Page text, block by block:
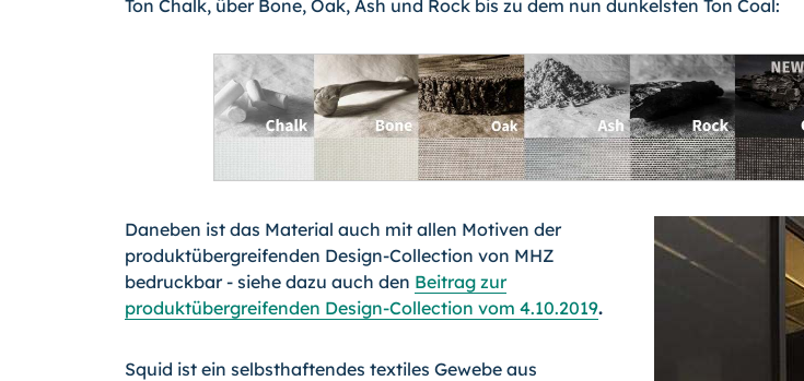
Ton Chalk, über Bone, Oak, Ash und Rock bis zu dem nun dunkelsten Ton Coal:
Daneben ist das Material auch mit allen Motiven der
produktübergreifenden Design-Collection von MHZ
bedruckbar - siehe dazu auch den Beitrag zur
produktübergreifenden Design-Collection vom 4.10.2019.
Squid ist ein selbsthaftendes textiles Gewebe aus